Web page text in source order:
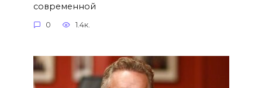
современной
0 1.4к.